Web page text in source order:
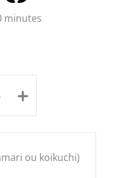
minutes
+
ou koikuchi)